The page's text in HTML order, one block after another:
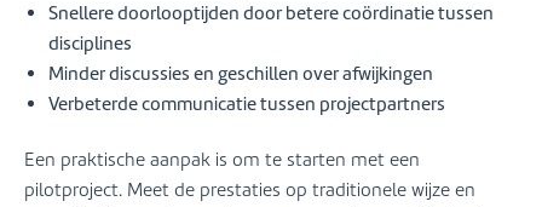
Snellere doorlooptijden door betere coördinatie tussen
disciplines
Minder discussies en geschillen over afwijkingen
Verbeterde communicatie tussen projectpartners
Een praktische aanpak is om te starten met een
pilotproject. Meet de prestaties op traditionele wijze en